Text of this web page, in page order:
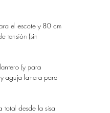
el escote y 80 cm
tensión (sin
(y para
aguja lanera para
desde la sisa